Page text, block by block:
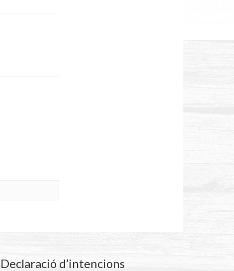
Declaració d’intencions